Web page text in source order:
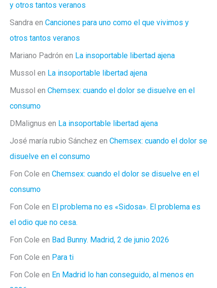
y otros tantos veranos
Sandra en Canciones para uno como el que vivimos y
otros tantos veranos
Mariano Padrón en La insoportable libertad ajena
Mussol en La insoportable libertad ajena
Mussol en Chemsex: cuando el dolor se disuelve en el
consumo
DMalignus en La insoportable libertad ajena
José maría rubio Sánchez en Chemsex: cuando el dolor se
disuelve en el consumo
Fon Cole en Chemsex: cuando el dolor se disuelve en el
consumo
Fon Cole en El problema no es «Sidosa». El problema es
el odio que no cesa.
Fon Cole en Bad Bunny. Madrid, 2 de junio 2026
Fon Cole en Para ti
Fon Cole en En Madrid lo han conseguido, al menos en